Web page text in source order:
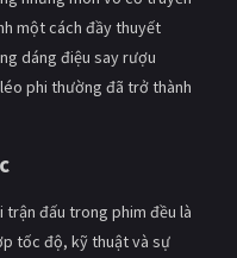
một cách đầy thuyết
dáng điệu say rượu
phi thường đã trở thành
trận đấu trong phim đều là
tốc độ, kỹ thuật và sự